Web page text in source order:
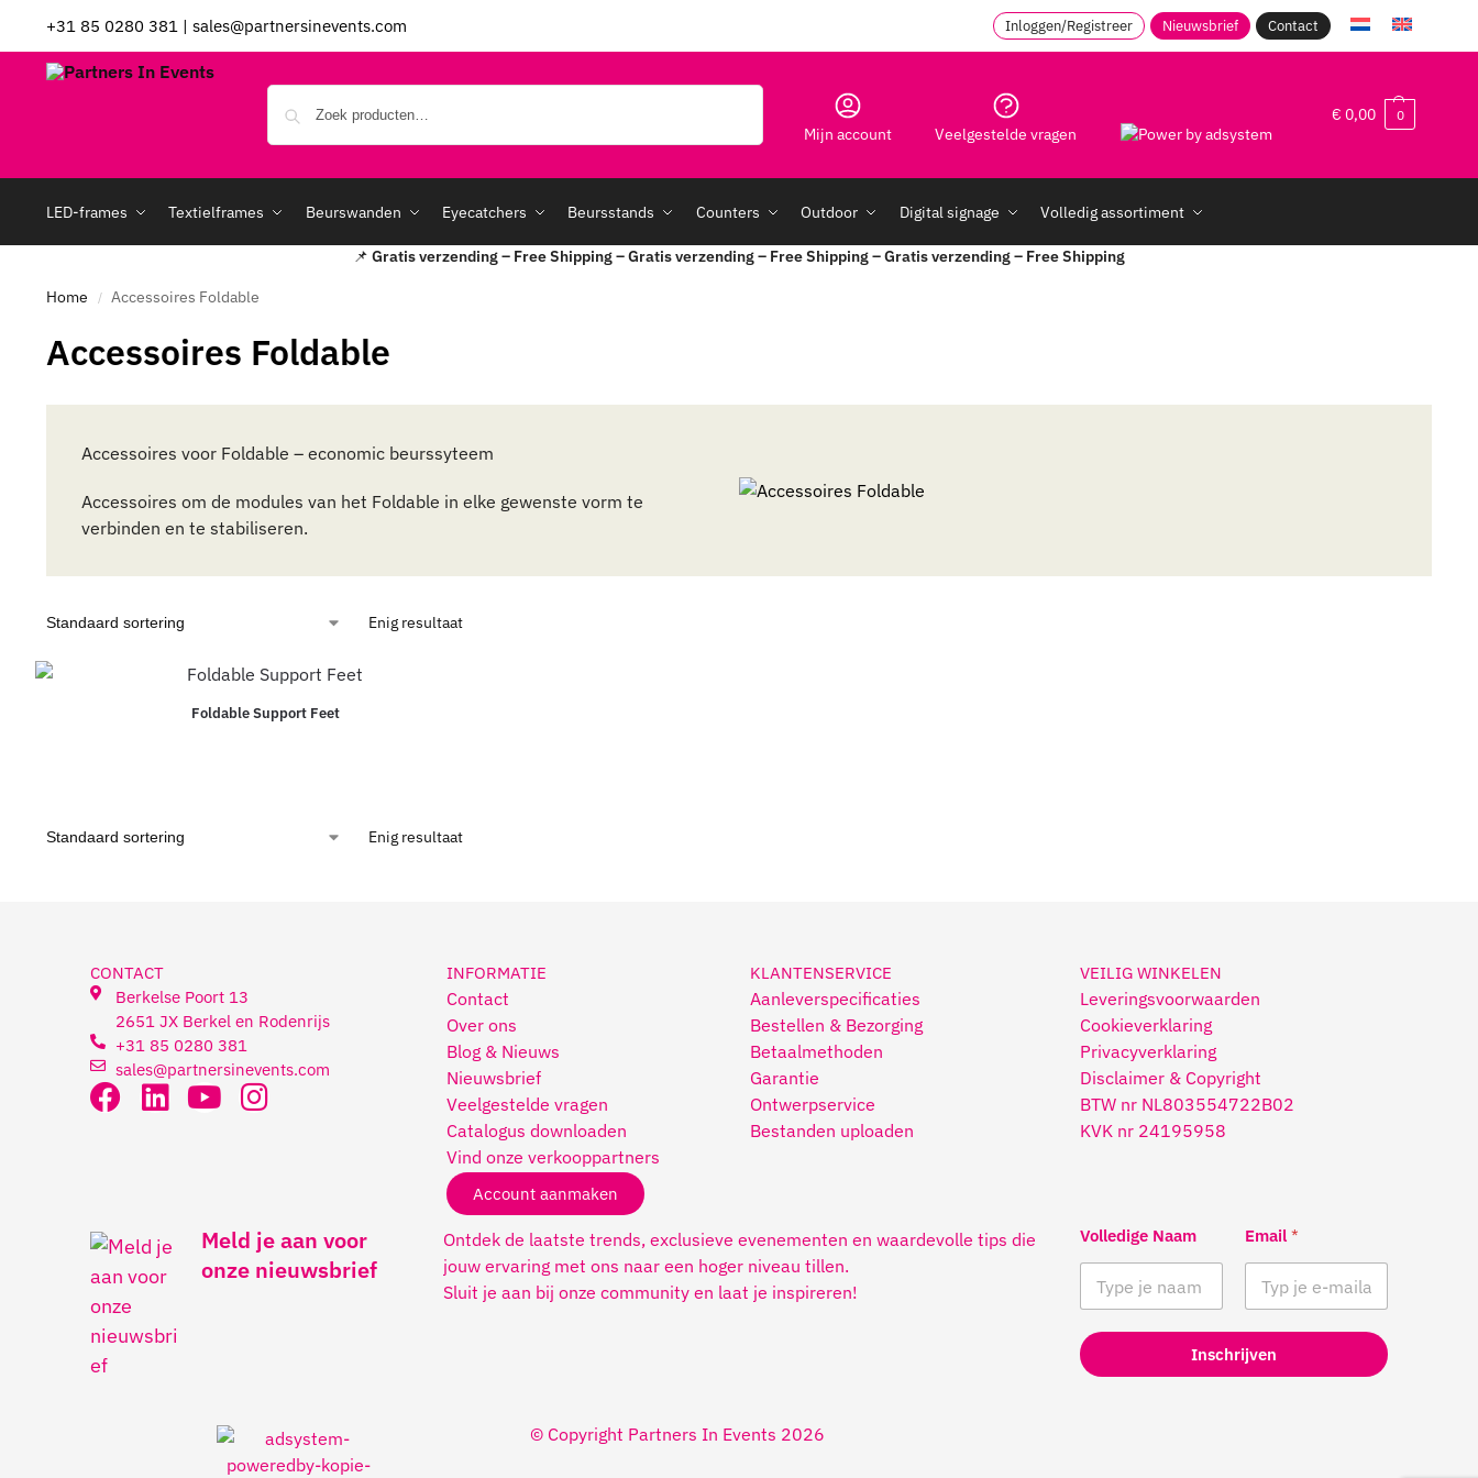
+31 85 0280 381 | sales@partnersinevents.com Inloggen/Registreer Nieuwsbrief Contact
Mijn account Veelgestelde vragen
€ 0,00 0
LED-frames Textielframes Beurswanden Eyecatchers Beursstands Counters Outdoor Digital signage Volledig assortiment
📌 Gratis verzending – Free Shipping – Gratis verzending – Free Shipping – Gratis verzending – Free Shipping
Home / Accessoires Foldable
Accessoires Foldable
Accessoires voor Foldable – economic beurssyteem
Accessoires om de modules van het Foldable in elke gewenste vorm te
verbinden en te stabiliseren.
Enig resultaat
Foldable Support Feet
Enig resultaat
CONTACT
Berkelse Poort 13
2651 JX Berkel en Rodenrijs
+31 85 0280 381
sales@partnersinevents.com
INFORMATIE
Contact
Over ons
Blog & Nieuws
Nieuwsbrief
Veelgestelde vragen
Catalogus downloaden
Vind onze verkooppartners
Account aanmaken
KLANTENSERVICE
Aanleverspecificaties
Bestellen & Bezorging
Betaalmethoden
Garantie
Ontwerpservice
Bestanden uploaden
VEILIG WINKELEN
Leveringsvoorwaarden
Cookieverklaring
Privacyverklaring
Disclaimer & Copyright
BTW nr NL803554722B02
KVK nr 24195958
Meld je aan voor
onze nieuwsbrief
Ontdek de laatste trends, exclusieve evenementen en waardevolle tips die
jouw ervaring met ons naar een hoger niveau tillen.
Sluit je aan bij onze community en laat je inspireren!
Volledige Naam Email *
Inschrijven
© Copyright Partners In Events 2026